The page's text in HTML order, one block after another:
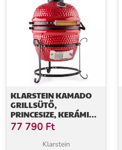
KLARSTEIN KAMADO
GRILLSÜTŐ,
PRINCESIZE, KERÁMIA,
11", FÜSTÖLÉS, BBQ,
LASSÚ SÜTÉS, PIROS
77 790 Ft
Klarstein